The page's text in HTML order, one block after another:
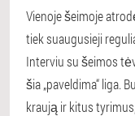
Vienoje šeimoje
tiek suaugusieji
Interviu su šeimos
šia „paveldima“ liga.
kraują ir kitus